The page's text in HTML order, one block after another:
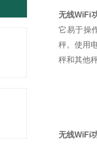
无线WiFi
它易于操
秤。使用
秤和其他
无线WiFi